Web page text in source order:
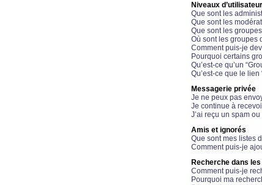
Niveaux
Que sont les
Que sont les
Que sont les
Où sont les groupes
Comment puis-je
Pourquoi certains
Qu’est-ce qu’un
Qu’est-ce que le lien
Messagerie privée
Je ne peux pas
Je continue à
J’ai reçu un spam
Amis et ignorés
Que sont mes listes
Comment puis-je
Recherche dans
Comment puis-je
Pourquoi ma